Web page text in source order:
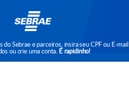
do Sebrae e parceiros, insira seu CPF ou E-mail
ou crie uma conta. É rapidinho!